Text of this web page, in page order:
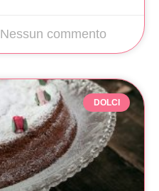
Nessun commento
DOLCI